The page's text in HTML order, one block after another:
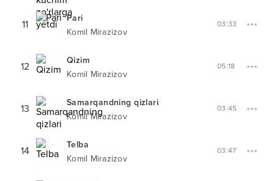
11
Pari
Komil Mirazizov
03:33
12
Qizim
Komil Mirazizov
05:18
13
Samarqandning qizlari
Komil Mirazizov
03:45
14
Telba
Komil Mirazizov
03:47